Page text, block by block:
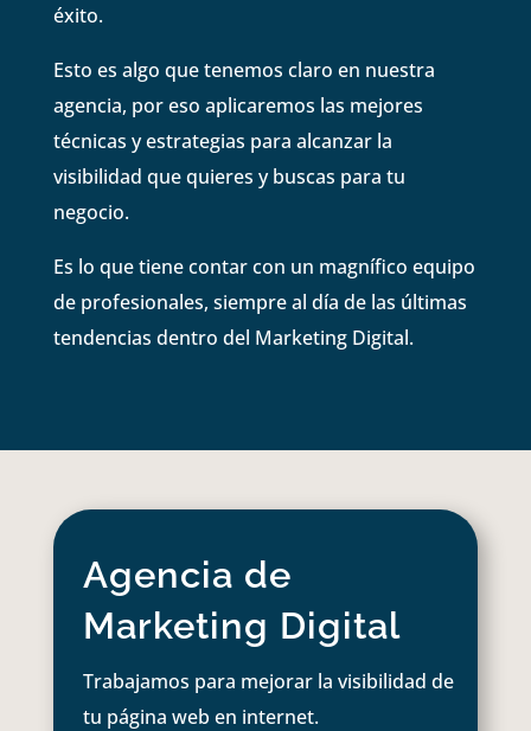
éxito.
Esto es algo que tenemos claro en nuestra
agencia, por eso aplicaremos las mejores
técnicas y estrategias para alcanzar la
visibilidad que quieres y buscas para tu
negocio.
Es lo que tiene contar con un magnífico equipo
de profesionales, siempre al día de las últimas
tendencias dentro del Marketing Digital.
Agencia de
Marketing Digital
Trabajamos para mejorar la visibilidad de
tu página web en internet.